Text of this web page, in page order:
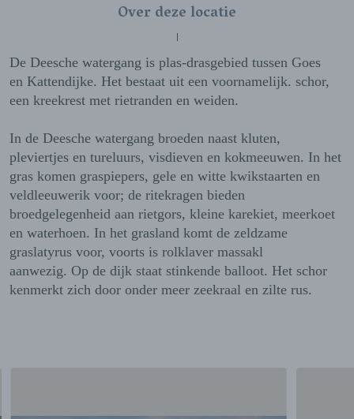
Over deze locatie
De Deesche watergang is plas-drasgebied tussen Goes
en Kattendijke. Het bestaat uit een voornamelijk. schor,
een kreekrest met rietranden en weiden.
In de Deesche watergang broeden naast kluten,
pleviertjes en tureluurs, visdieven en kokmeeuwen. In het
gras komen graspiepers, gele en witte kwikstaarten en
veldleeuwerik voor; de ritekragen bieden
broedgelegenheid aan rietgors, kleine karekiet, meerkoet
en waterhoen. In het grasland komt de zeldzame
graslatyrus voor, voorts is rolklaver massakl
aanwezig. Op de dijk staat stinkende balloot. Het schor
kenmerkt zich door onder meer zeekraal en zilte rus.